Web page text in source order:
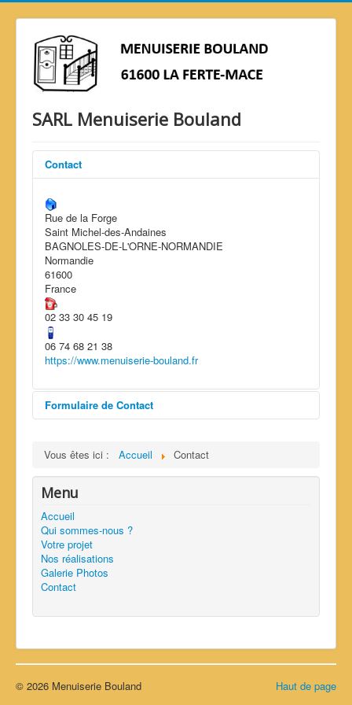
SARL Menuiserie Bouland
Contact
Rue de la Forge
Saint Michel-des-Andaines
BAGNOLES-DE-L'ORNE-NORMANDIE
Normandie
61600
France
02 33 30 45 19
06 74 68 21 38
https://www.menuiserie-bouland.fr
Formulaire de Contact
Envoyer un e-mail
*Champ requis
Nom*
E-mail
Message*
Vous êtes ici : Accueil Contact
Menu
Accueil
Qui sommes-nous ?
Votre projet
Nos réalisations
Galerie Photos
Contact
Haut de page
© 2026 Menuiserie Bouland